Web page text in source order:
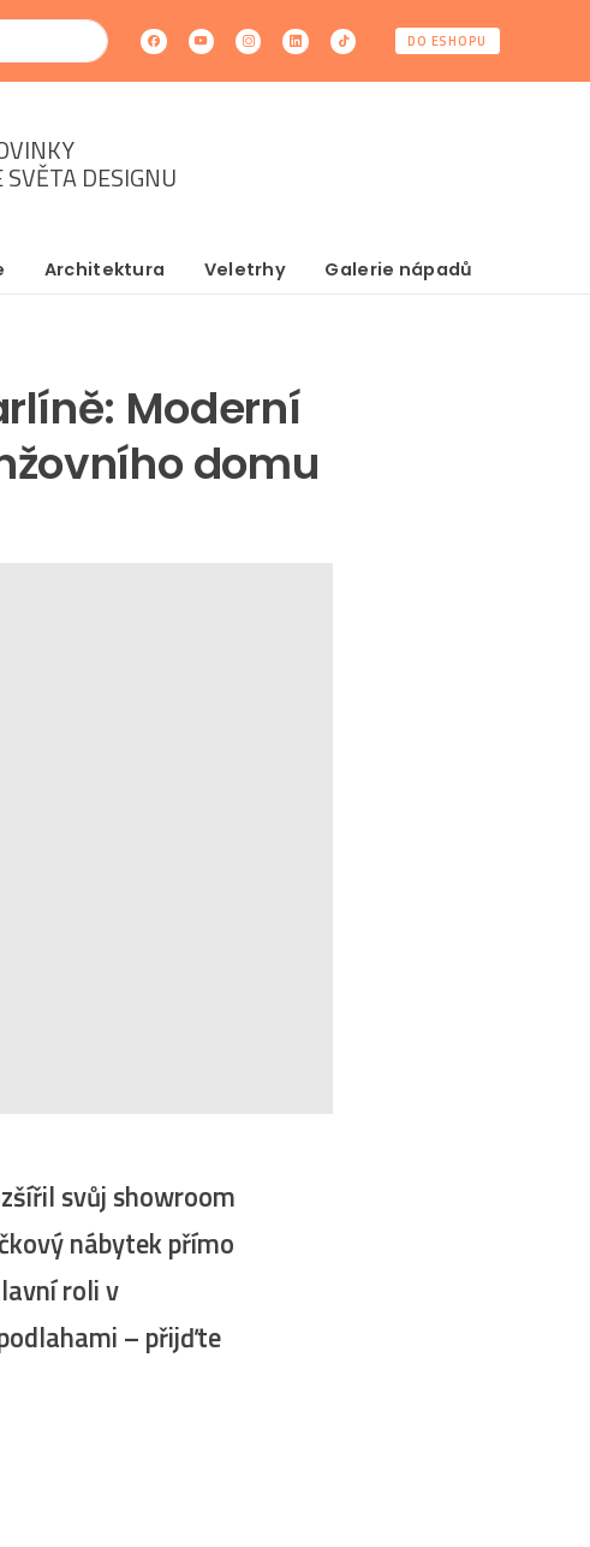
DO ESHOPU
SVĚTA DESIGNU
Architektura Veletrhy Galerie nápadů
Moderní
domu
svůj showroom
nábytek přímo
roli v
–⁠⁠⁠⁠⁠⁠ přijďte